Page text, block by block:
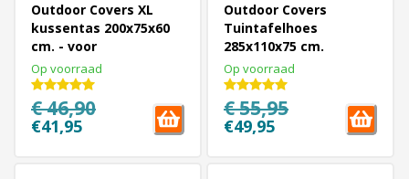
Outdoor Covers XL
kussentas 200x75x60
cm. - voor
loungekussens
Op voorraad
€ 46,90
€41,95
Outdoor Covers
Tuintafelhoes
285x110x75 cm.
Op voorraad
€ 55,95
€49,95